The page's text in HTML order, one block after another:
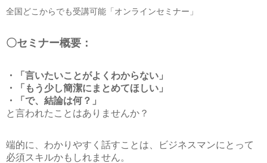
全国どこからでも受講可能「オンラインセミナー」
〇セミナー概要：
・「言いたいことがよくわからない」
・「もう少し簡潔にまとめてほしい」
・「で、結論は何？」
と言われたことはありませんか？
端的に、わかりやすく話すことは、ビジネスマンにとって
必須スキルかもしれません。